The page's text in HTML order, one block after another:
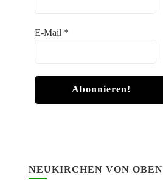
E-Mail *
NEUKIRCHEN VON OBEN